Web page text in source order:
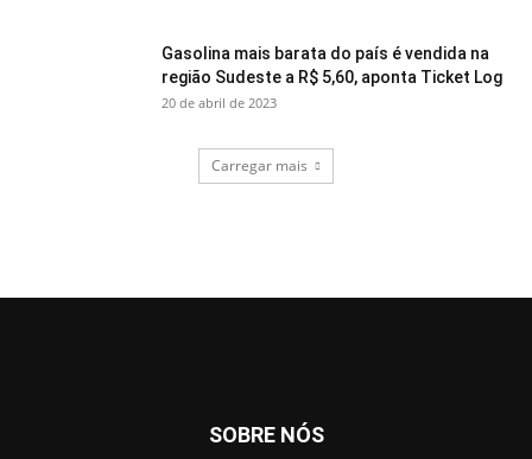
Gasolina mais barata do país é vendida na
região Sudeste a R$ 5,60, aponta Ticket Log
20 de abril de 2023
Carregar mais
SOBRE NÓS